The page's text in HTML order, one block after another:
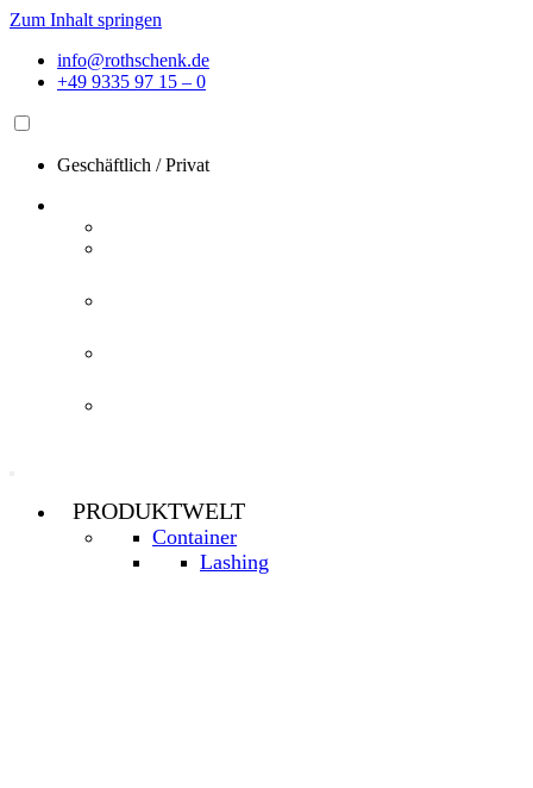
Zum Inhalt springen
info@rothschenk.de
+49 9335 97 15 – 0
Geschäftlich /Privat
PRODUKTWELT
Container
Lashing